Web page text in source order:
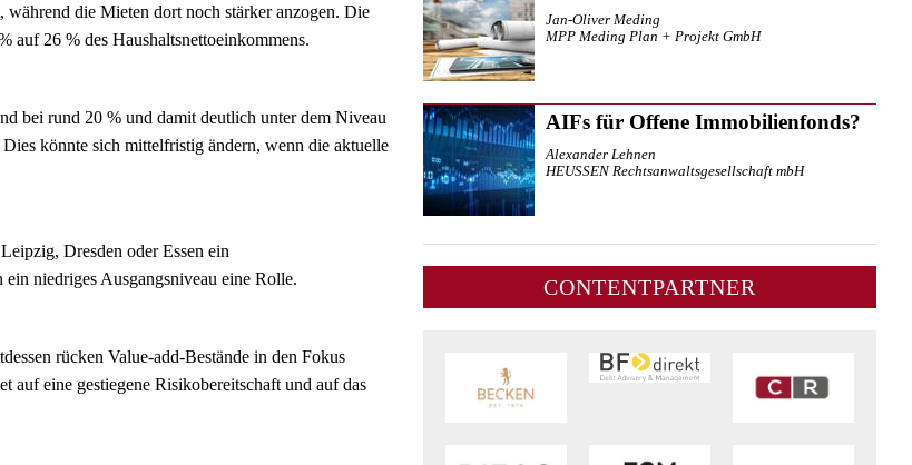
die Mieten dort noch stärker anzogen. Die
auf 26 % des Haushaltsnettoeinkommens.
bei rund 20 % und damit deutlich unter dem Niveau
könnte sich mittelfristig ändern, wenn die aktuelle
Dresden oder Essen ein
niedriges Ausgangsniveau eine Rolle.
rücken Value-add-Bestände in den Fokus
auf eine gestiegene Risikobereitschaft und auf das
Jan-Oliver Meding
MPP Meding Plan + Projekt GmbH
AIFs für Offene Immobilienfonds?
Alexander Lehnen
HEUSSEN Rechtsanwaltsgesellschaft mbH
CONTENTPARTNER